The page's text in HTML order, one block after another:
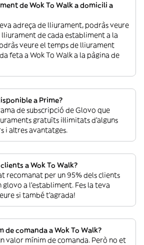
de Wok To Walk a domicili a
adreça de lliurament, podràs veure
de cada establiment a la
veure el temps de lliurament
feta a Wok To Walk a la pàgina de
a Prime?
de subscripció de Glovo que
gratuïts il·limitats d’alguns
i altres avantatges.
a Wok To Walk?
recomanat per un 95% dels clients
a l’establiment. Fes la teva
si també t’agrada!
de comanda a Wok To Walk?
valor mínim de comanda. Però no et